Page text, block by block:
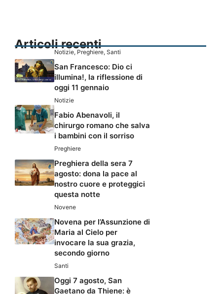
Articoli recenti
Notizie, Preghiere, Santi
San Francesco: Dio ci
illumina!, la riflessione di
oggi 11 gennaio
Notizie
Fabio Abenavoli, il
chirurgo romano che salva
i bambini con il sorriso
Preghiere
Preghiera della sera 7
agosto: dona la pace al
nostro cuore e proteggici
questa notte
Novene
Novena per l’Assunzione di
Maria al Cielo per
invocare la sua grazia,
secondo giorno
Santi
Oggi 7 agosto, San
Gaetano da Thiene: è